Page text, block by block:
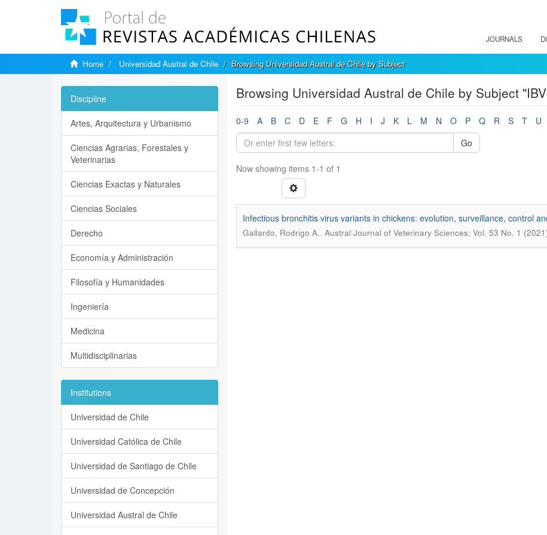
JOURNALS
Home Universidad Austral de Chile Browsing Universidad Austral de Chile by Subject
Browsing Universidad Austral de Chile by Subject
0-9 A B C D E F G H I J K L M N O P Q R S T U
Go
Now showing items 1-1 of 1
Infectious bronchitis virus variants in chickens: evolution, surveillance, control
Gallardo, Rodrigo A.. Austral Journal of Veterinary Sciences; Vol. 53 No. 1
Discipline
Artes, Arquitectura y Urbanismo
Ciencias Agrarias, Forestales y
Veterinarias
Ciencias Exactas y Naturales
Ciencias Sociales
Derecho
Economía y Administración
Filosofía y Humanidades
Ingeniería
Medicina
Multidisciplinarias
Institutions
Universidad de Chile
Universidad Católica de Chile
Universidad de Santiago de Chile
Universidad de Concepción
Universidad Austral de Chile